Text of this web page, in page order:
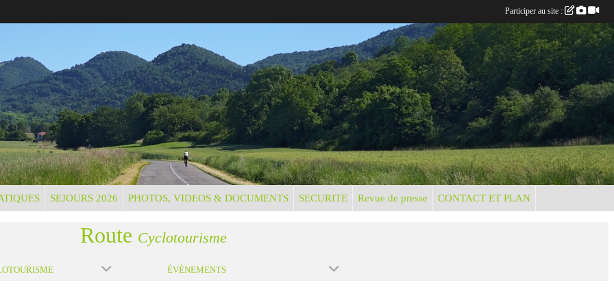
SEJOURS 2026 PHOTOS, VIDEOS & DOCUMENTS SECURITE Revue de presse CONTACT ET PLAN
Route Cyclotourisme
ÉVÈNEMENTS
Participer au site :